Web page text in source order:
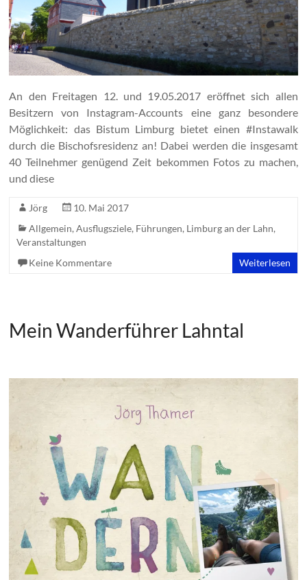
An den Freitagen 12. und 19.05.2017 eröffnet sich allen
Besitzern von Instagram-Accounts eine ganz besondere
Möglichkeit: das Bistum Limburg bietet einen #Instawalk
durch die Bischofsresidenz an! Dabei werden die insgesamt
40 Teilnehmer genügend Zeit bekommen Fotos zu machen,
und diese
Jörg
10. Mai 2017
Allgemein,Ausflugsziele, Führungen, Limburg an der Lahn,
Veranstaltungen
Keine Kommentare
Weiterlesen
Mein Wanderführer Lahntal